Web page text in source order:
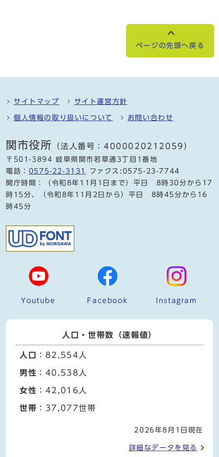
ページの先頭へ戻る
サイトマップ サイト運営方針
個人情報の取り扱いについて お問い合わせ
関市役所 （法人番号：4000020212059）
〒501-3894 岐阜県関市若草通3丁目1番地
電話： 0575-22-3131
ファクス:0575-23-7744
開庁時間：（令和8年11月1日まで）平日 8時30分から17
時15分、（令和8年11月2日から）平日 8時45分から16
時45分
Youtube Facebook Instagram
人口・世帯数（速報値）
人口 ：82,554人
男性 ：40,538人
女性 ：42,016人
世帯 ：37,077世帯
2026年8月1日現在
詳細なデータを見る